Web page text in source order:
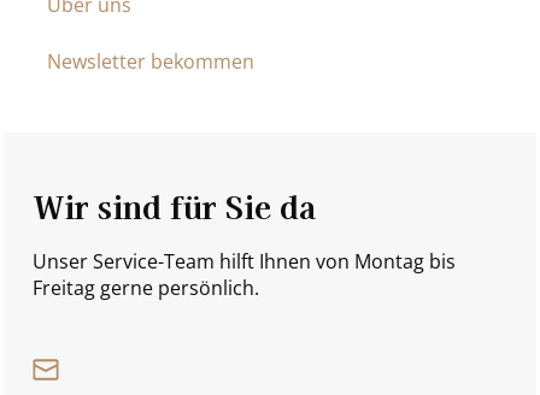
Newsletter bekommen
Wir sind für Sie da
Unser Service-Team hilft Ihnen von Montag bis
Freitag gerne persönlich.